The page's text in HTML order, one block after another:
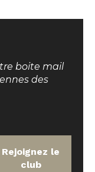
boite mail
des